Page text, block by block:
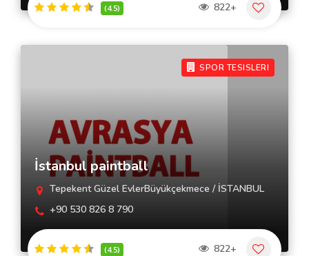
(4.5) 822+
SPOR TESISLERI
İstanbul paintball
Tepekent Güzel EvlerBüyükçekmece / İSTANBUL
+90 530 826 8 790
(4.5) 822+